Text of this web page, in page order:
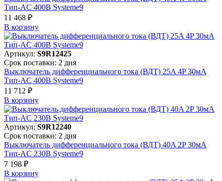
Тип-AC 400В Systeme9
11 468 ₽
В корзинy
Артикул: S9R12425
Срок поставки: 2 дня
Выключатель дифференциального тока (ВДТ) 25A 4P 30мА
Тип-AC 400В Systeme9
11 712 ₽
В корзинy
Артикул: S9R12240
Срок поставки: 2 дня
Выключатель дифференциального тока (ВДТ) 40A 2P 30мА
Тип-AC 230В Systeme9
7 198 ₽
В корзинy